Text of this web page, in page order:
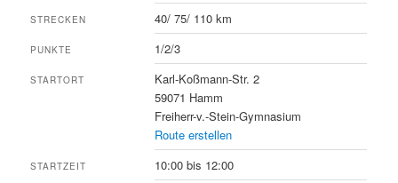
STRECKEN 40/ 75/ 110 km
PUNKTE 1/2/3
STARTORT
Karl-Koßmann-Str. 2
59071 Hamm
Freiherr-v.-Stein-Gymnasium
Route erstellen
STARTZEIT 10:00 bis 12:00